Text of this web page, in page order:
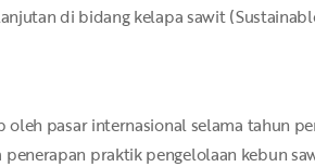
di bidang kelapa sawit
pasar internasional selama tahun
praktik pengelolaan kebun